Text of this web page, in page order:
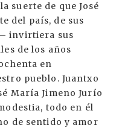
suerte de que José
del país, de sus
invirtiera sus
de los años
en
pueblo. Juantxo
María Jimeno Jurío
todo en él
de sentido y amor